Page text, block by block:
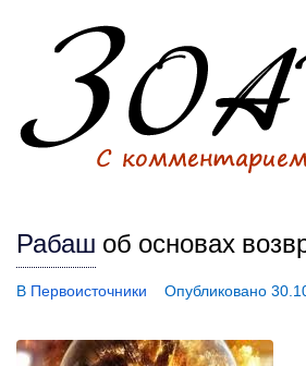
Рабаш об основах
В Первоисточники Опубликовано